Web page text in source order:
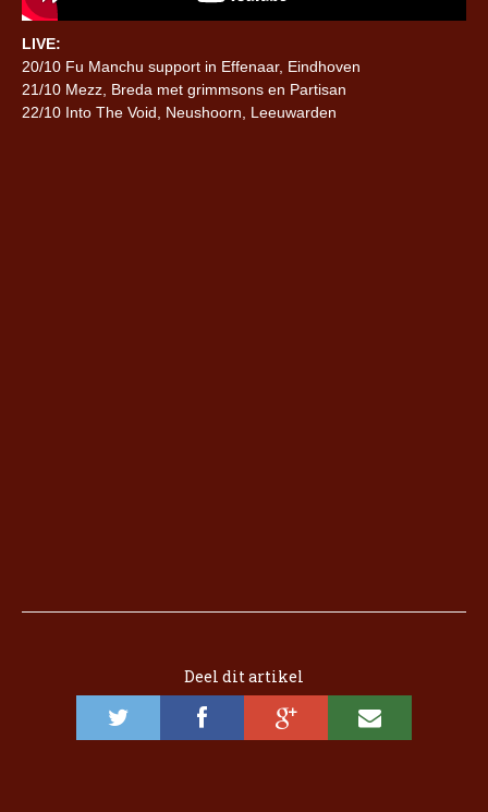
LIVE:
20/10 Fu Manchu support in Effenaar, Eindhoven
21/10 Mezz, Breda met grimmsons en Partisan
22/10 Into The Void, Neushoorn, Leeuwarden
Deel dit artikel